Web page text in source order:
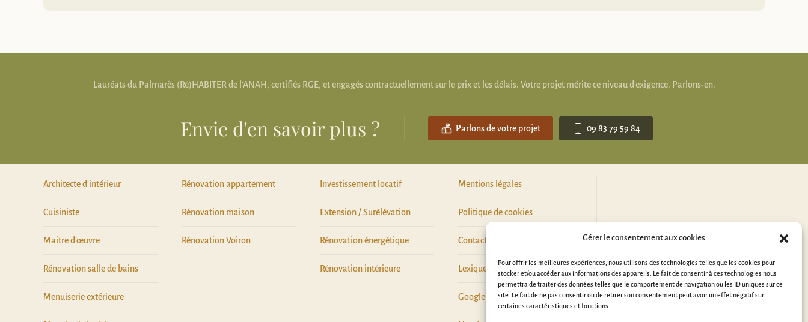
Gérer le consentement aux cookies
Pour offrir les meilleures expériences, nous utilisons des technologies telles que les cookies pour
stocker et/ou accéder aux informations des appareils. Le fait de consentir à ces technologies nous
permettra de traiter des données telles que le comportement de navigation ou les ID uniques sur ce
site. Le fait de ne pas consentir ou de retirer son consentement peut avoir un effet négatif sur
certaines caractéristiques et fonctions.
Lauréats du Palmarès (Ré)HABITER de l'ANAH, certifiés RGE, et engagés contractuellement sur le prix et les délais. Votre projet mérite ce niveau d'exigence. Parlons-en.
Envie d'en savoir plus ? Parlons de votre projet 09 83 79 59 84
Architecte d'intérieur
Cuisiniste
Maitre d'œuvre
Rénovation salle de bains
Menuiserie extérieure
Rénovation appartement
Rénovation maison
Rénovation Voiron
Investissement locatif
Extension / Surélévation
Rénovation énergétique
Rénovation intérieure
Mentions légales
Politique de cookies
Contactez-nous
Lexique
Google